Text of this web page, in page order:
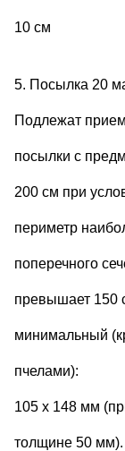
10 см
5. Посылка 20
Подлежат
посылки с
200 см при
периметр
поперечного
превышает 150
минимальный
пчелами):
105 х 148 мм
толщине 50 мм).